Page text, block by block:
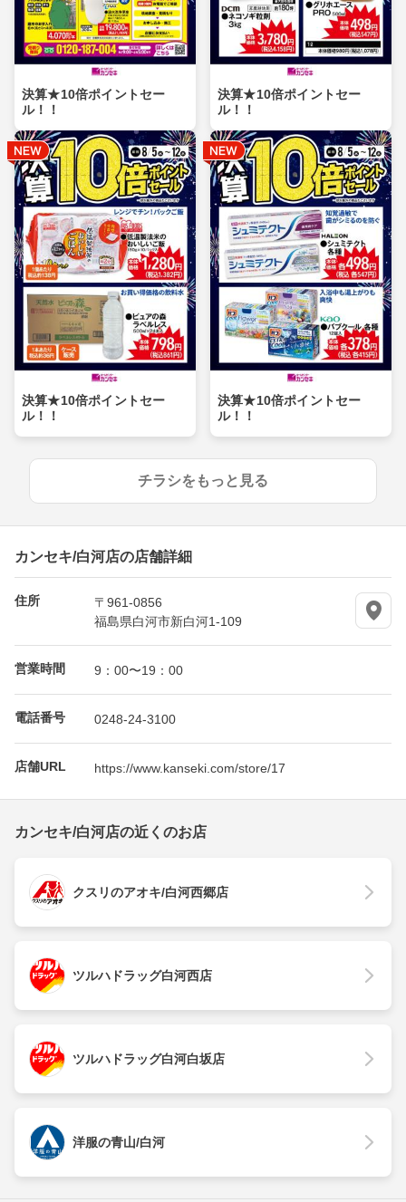
決算★10倍ポイントセー
ル！！
決算★10倍ポイントセー
ル！！
決算★10倍ポイントセー
ル！！
決算★10倍ポイントセー
ル！！
チラシをもっと見る
カンセキ/白河店の店舗詳細
住所
〒961-0856
福島県白河市新白河1-109
営業時間 9：00〜19：00
電話番号 0248-24-3100
店舗URL https://www.kanseki.com/store/17
カンセキ/白河店の近くのお店
クスリのアオキ/白河西郷店
ツルハドラッグ白河西店
ツルハドラッグ白河白坂店
洋服の青山/白河